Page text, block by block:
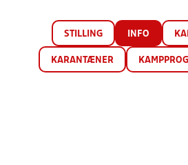
STILLING INFO
KARANTÆNER